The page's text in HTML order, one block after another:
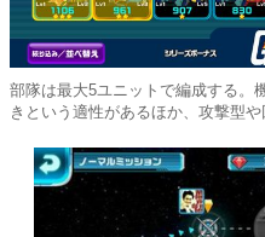
部隊は最大5ユニットで編成する。
きという適性があるほか、攻撃型